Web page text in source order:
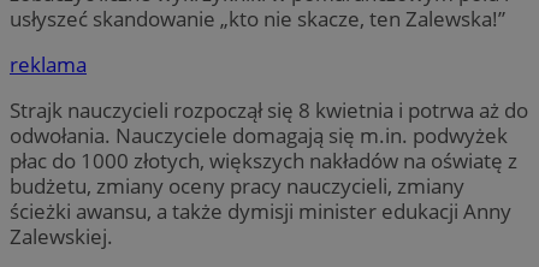
usłyszeć skandowanie „kto nie skacze, ten Zalewska!”
reklama
Strajk nauczycieli rozpoczął się 8 kwietnia i potrwa aż do
odwołania. Nauczyciele domagają się m.in. podwyżek
płac do 1000 złotych, większych nakładów na oświatę z
budżetu, zmiany oceny pracy nauczycieli, zmiany
ścieżki awansu, a także dymisji minister edukacji Anny
Zalewskiej.